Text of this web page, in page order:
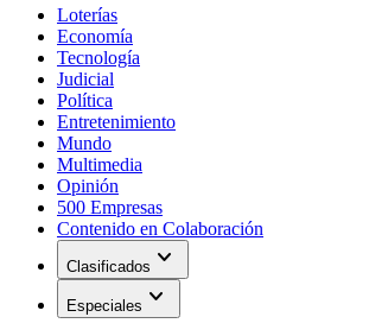
Loterías
Economía
Tecnología
Judicial
Política
Entretenimiento
Mundo
Multimedia
Opinión
500 Empresas
Contenido en Colaboración
Clasificados expand_more
Especiales expand_more